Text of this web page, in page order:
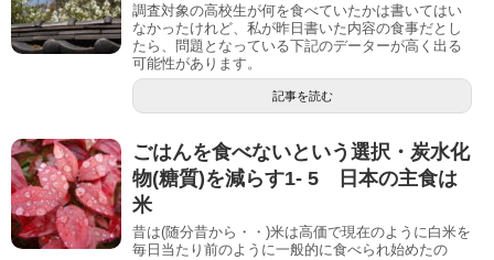
調査対象の高校生が何を食べていたかは書いてはい
なかったけれど、私が昨日書いた内容の食事だとし
たら、問題となっている下記のデーターが高く出る
可能性があります。
記事を読む
ごはんを食べないという選択・炭水化
物(糖質)を減らす1- 5 日本の主食は
米
昔は(随分昔から・・)米は高価で現在のように白米を
毎日当たり前のように一般的に食べられ始めたの